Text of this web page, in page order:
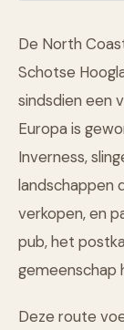
De North
Schotse
sindsdien een
Europa is
Inverness,
landschappen
verkopen, en
pub, het
gemeenschap
Deze route